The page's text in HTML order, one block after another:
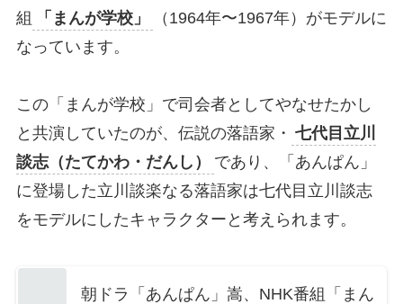
組
「まんが学校」
（1964年〜1967年）がモデルに
なっています。
この「まんが学校」で司会者としてやなせたかし
と共演していたのが、伝説の落語家・ 七代目立川
談志（たてかわ・だんし）
であり、「あんぱん」
に登場した立川談楽なる落語家は七代目立川談志
をモデルにしたキャラクターと考えられます。
朝ドラ「あんぱん」嵩、NHK番組「まん